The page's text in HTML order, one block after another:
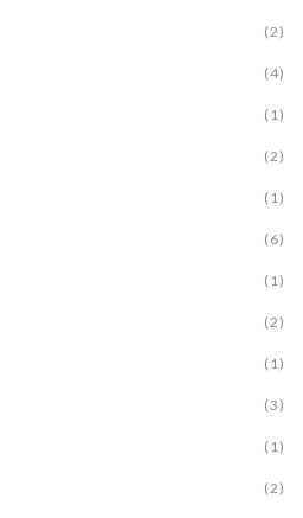
(2)
(4)
(1)
(2)
(1)
(6)
(1)
(2)
(1)
(3)
(1)
(2)